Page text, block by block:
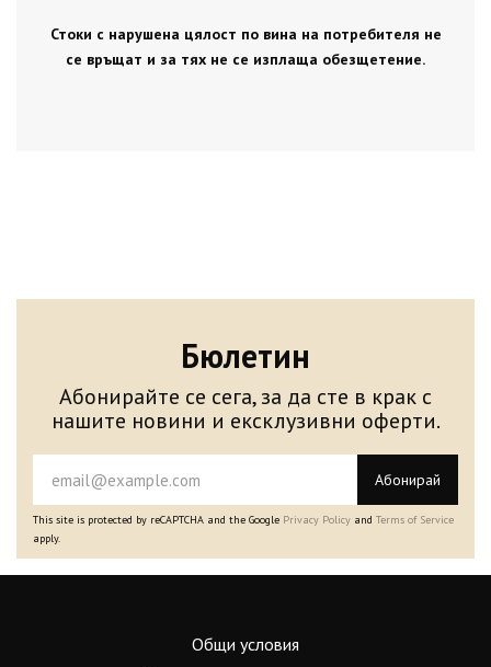
Стоки с нарушена цялост по вина на потребителя не
се връщат и за тях не се изплаща обезщетение.
Бюлетин
Абонирайте се сега, за да сте в крак с
нашите новини и ексклузивни оферти.
Абонирай
This site is protected by reCAPTCHA and the Google Privacy Policy and Terms of Service
apply.
Общи условия